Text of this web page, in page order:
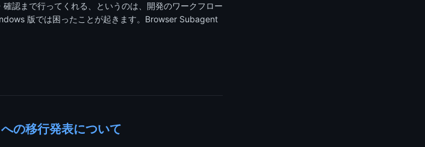
認まで行ってくれる、というのは、開発のワークフロー
版では困ったことが起きます。Browser Subagent
の移行発表について